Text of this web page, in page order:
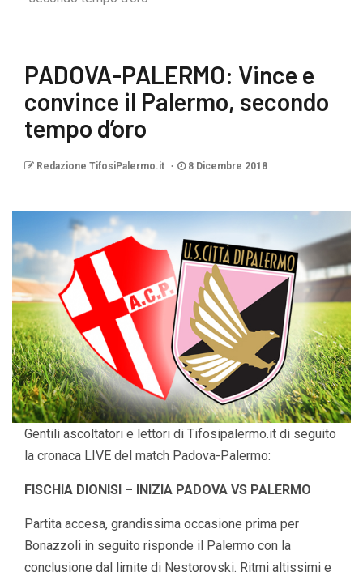
PADOVA-PALERMO: Vince e
convince il Palermo, secondo
tempo d’oro
Redazione TifosiPalermo.it 8 Dicembre 2018
Gentili ascoltatori e lettori di Tifosipalermo.it di seguito
la cronaca LIVE del match Padova-Palermo:
FISCHIA DIONISI – INIZIA PADOVA VS PALERMO
Partita accesa, grandissima occasione prima per
Bonazzoli in seguito risponde il Palermo con la
conclusione dal limite di Nestorovski. Ritmi altissimi e